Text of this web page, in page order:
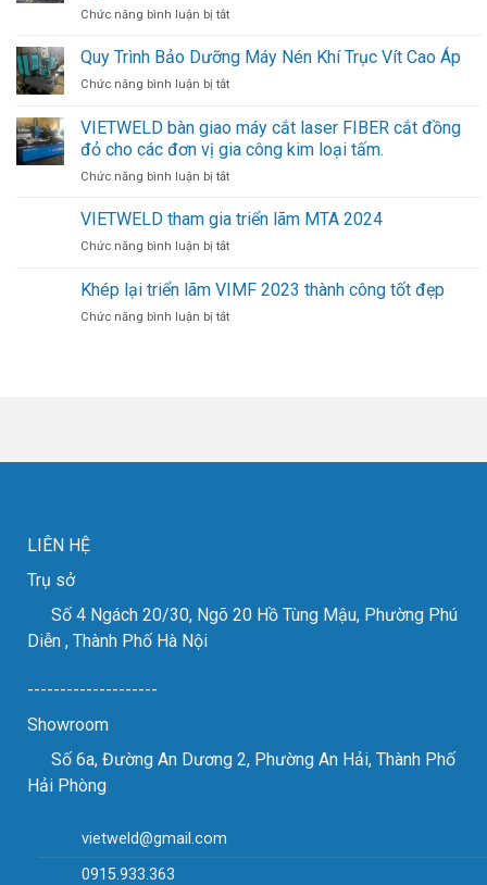
Chức năng bình luận bị tắtở
FAIRINO:
Xu
Hướng
Động
Hóa
Trong
Hàn
Quy Trình Bảo Dưỡng Máy Nén Khí Trục Vít Cao Áp
Chức năng bình luận bị tắtở
Trình
Dưỡng
Máy
Khí
Vít
Áp
VIETWELD bàn giao máy cắt laser FIBER cắt đồng
đỏ cho các đơn vị gia công kim loại tấm.
Chức năng bình luận bị tắtở
bàn
máy
laser
cắt
VIETWELD tham gia triển lãm MTA 2024
Chức năng bình luận bị tắtở
tham
triển
Khép lại triển lãm VIMF 2023 thành công tốt đẹp
Chức năng bình luận bị tắtở
công
LIÊN HỆ
Trụ sở
Số 4 Ngách 20/30, Ngõ 20 Hồ Tùng Mậu, Phường Phú
Diễn , Thành Phố Hà Nội
--------------------
Showroom
Số 6a, Đường An Dương 2, Phường An Hải, Thành Phố
Hải Phòng
vietweld@gmail.com
0915.933.363